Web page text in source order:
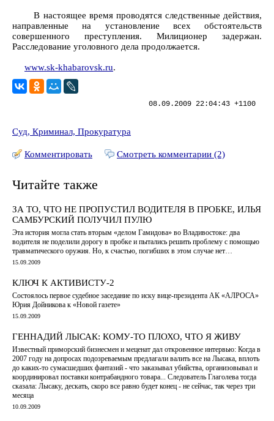
В настоящее время проводятся следственные действия,
направленные на установление всех обстоятельств
совершенного преступления. Милиционер задержан.
Расследование уголовного дела продолжается.
www.sk-khabarovsk.ru.
08.09.2009 22:04:43 +1100
Суд, Криминал, Прокуратура
Комментировать Смотреть комментарии (2)
Читайте также
ЗА ТО, ЧТО НЕ ПРОПУСТИЛ ВОДИТЕЛЯ В ПРОБКЕ, ИЛЬЯ
САМБУРСКИЙ ПОЛУЧИЛ ПУЛЮ
Эта история могла стать вторым «делом Гамидова» во Владивостоке: два
водителя не поделили дорогу в пробке и пытались решить проблему с помощью
травматического оружия. Но, к счастью, погибших в этом случае нет…
15.09.2009
КЛЮЧ К АКТИВИСТУ-2
Состоялось первое судебное заседание по иску вице-президента АК «АЛРОСА»
Юрия Дойникова к «Новой газете»
15.09.2009
ГЕННАДИЙ ЛЫСАК: КОМУ-ТО ПЛОХО, ЧТО Я ЖИВУ
Известный приморский бизнесмен и меценат дал откровенное интервью: Когда в
2007 году на допросах подозреваемым предлагали валить все на Лысака, вплоть
до каких-то сумасшедших фантазий - что заказывал убийства, организовывал и
координировал поставки контрабандного товара... Следователь Глаголева тогда
сказала: Лысаку, дескать, скоро все равно будет конец - не сейчас, так через три
месяца
10.09.2009